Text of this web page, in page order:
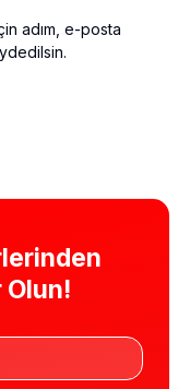
adım, e-posta
Olun!